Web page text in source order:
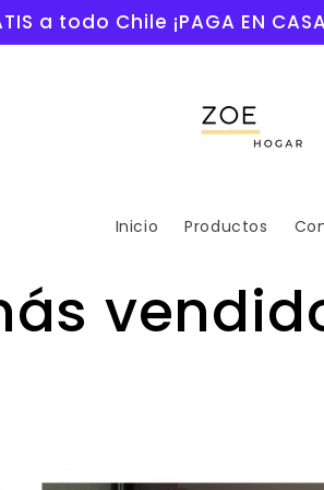
a todo Chile ¡PAGA EN CASA
Inicio Productos